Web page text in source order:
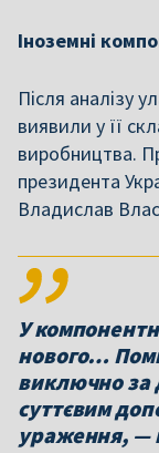
Іноземні
Після аналізу
виявили у її
виробництва.
президента
Владислав
У
нового…
виключно за
суттєвим
ураження, —